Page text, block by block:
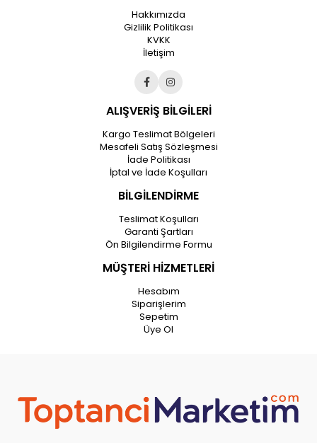
Hakkımızda
Gizlilik Politikası
KVKK
İletişim
ALIŞVERİŞ BİLGİLERİ
Kargo Teslimat Bölgeleri
Mesafeli Satış Sözleşmesi
İade Politikası
İptal ve İade Koşulları
BİLGİLENDİRME
Teslimat Koşulları
Garanti Şartları
Ön Bilgilendirme Formu
MÜŞTERİ HİZMETLERİ
Hesabım
Siparişlerim
Sepetim
Üye Ol